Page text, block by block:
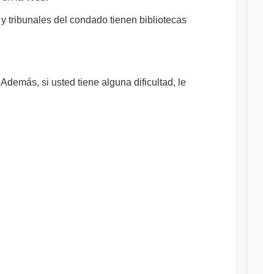
tribunales del condado tienen bibliotecas
si usted tiene alguna dificultad, le